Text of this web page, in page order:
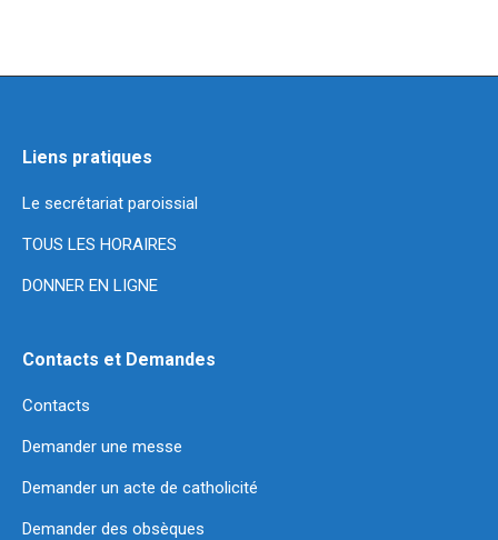
Liens pratiques
Le secrétariat paroissial
TOUS LES HORAIRES
DONNER EN LIGNE
Contacts et Demandes
Contacts
Demander une messe
Demander un acte de catholicité
Demander des obsèques